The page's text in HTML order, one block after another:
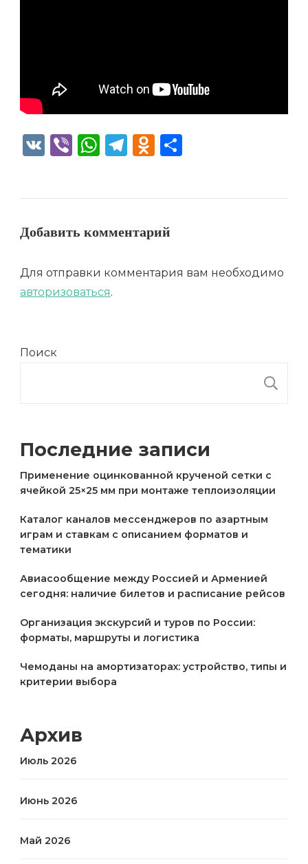
VK ViberWhatsApp
Telegram
Odnoklassniki
Добавить комментарий
Для отправки комментария вам необходимо
авторизоваться.
Поиск
Последние записи
Применение оцинкованной крученой сетки с
ячейкой 25×25 мм при монтаже теплоизоляции
Каталог каналов мессенджеров по азартным
играм и ставкам с описанием форматов и
тематики
Авиасообщение между Россией и Арменией
сегодня: наличие билетов и расписание рейсов
Организация экскурсий и туров по России:
форматы, маршруты и логистика
Чемоданы на амортизаторах: устройство, типы и
критерии выбора
Архив
Июль 2026
Июнь 2026
Май 2026